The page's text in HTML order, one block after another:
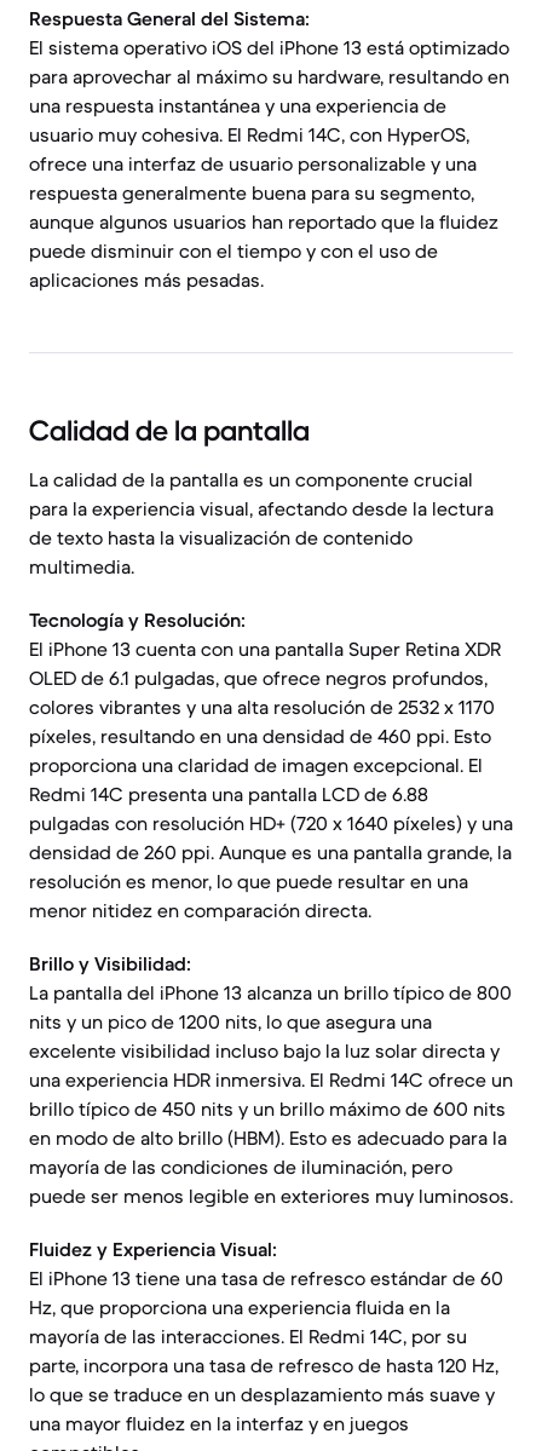
Respuesta General del Sistema:
El sistema operativo iOS del iPhone 13 está optimizado
para aprovechar al máximo su hardware, resultando en
una respuesta instantánea y una experiencia de
usuario muy cohesiva. El Redmi 14C, con HyperOS,
ofrece una interfaz de usuario personalizable y una
respuesta generalmente buena para su segmento,
aunque algunos usuarios han reportado que la fluidez
puede disminuir con el tiempo y con el uso de
aplicaciones más pesadas.
Calidad de la pantalla
La calidad de la pantalla es un componente crucial
para la experiencia visual, afectando desde la lectura
de texto hasta la visualización de contenido
multimedia.
Tecnología y Resolución:
El iPhone 13 cuenta con una pantalla Super Retina XDR
OLED de 6.1 pulgadas, que ofrece negros profundos,
colores vibrantes y una alta resolución de 2532 x 1170
píxeles, resultando en una densidad de 460 ppi. Esto
proporciona una claridad de imagen excepcional. El
Redmi 14C presenta una pantalla LCD de 6.88
pulgadas con resolución HD+ (720 x 1640 píxeles) y una
densidad de 260 ppi. Aunque es una pantalla grande, la
resolución es menor, lo que puede resultar en una
menor nitidez en comparación directa.
Brillo y Visibilidad:
La pantalla del iPhone 13 alcanza un brillo típico de 800
nits y un pico de 1200 nits, lo que asegura una
excelente visibilidad incluso bajo la luz solar directa y
una experiencia HDR inmersiva. El Redmi 14C ofrece un
brillo típico de 450 nits y un brillo máximo de 600 nits
en modo de alto brillo (HBM). Esto es adecuado para la
mayoría de las condiciones de iluminación, pero
puede ser menos legible en exteriores muy luminosos.
Fluidez y Experiencia Visual:
El iPhone 13 tiene una tasa de refresco estándar de 60
Hz, que proporciona una experiencia fluida en la
mayoría de las interacciones. El Redmi 14C, por su
parte, incorpora una tasa de refresco de hasta 120 Hz,
lo que se traduce en un desplazamiento más suave y
una mayor fluidez en la interfaz y en juegos